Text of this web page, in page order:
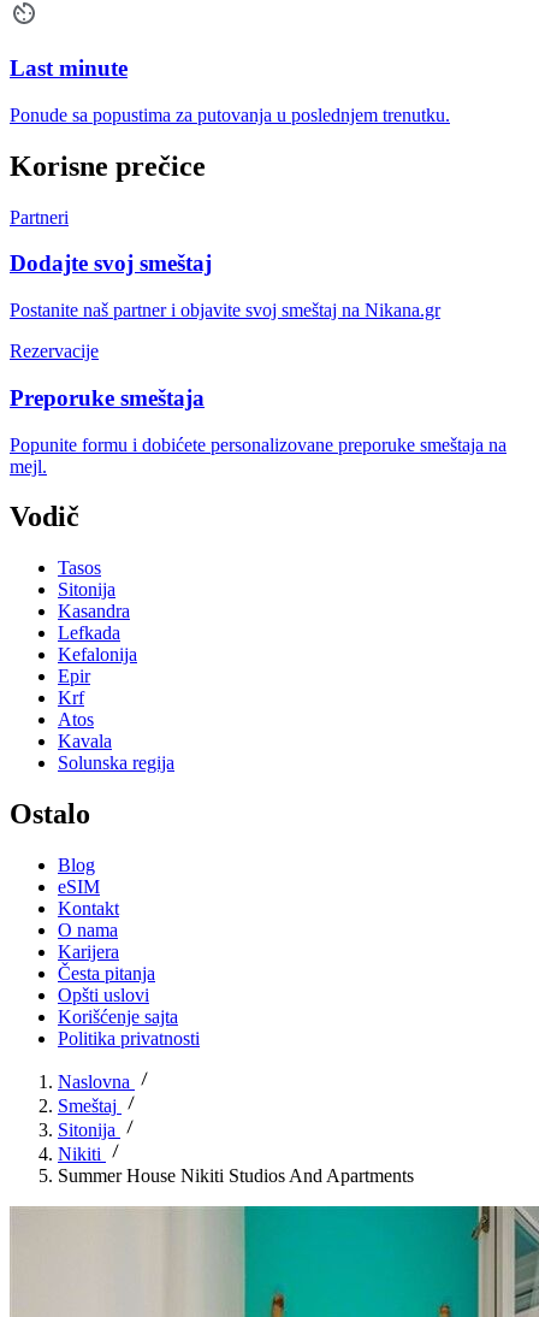
Last minute
Ponude sa popustima za putovanja u poslednjem trenutku.
Korisne prečice
Partneri
Dodajte svoj smeštaj
Postanite naš partner i objavite svoj smeštaj na Nikana.gr
Rezervacije
Preporuke smeštaja
Popunite formu i dobićete personalizovane preporuke smeštaja na
mejl.
Vodič
Tasos
Sitonija
Kasandra
Lefkada
Kefalonija
Epir
Krf
Atos
Kavala
Solunska regija
Ostalo
Blog
eSIM
Kontakt
O nama
Karijera
Česta pitanja
Opšti uslovi
Korišćenje sajta
Politika privatnosti
Naslovna
Smeštaj
Sitonija
Nikiti
Summer House Nikiti Studios And Apartments